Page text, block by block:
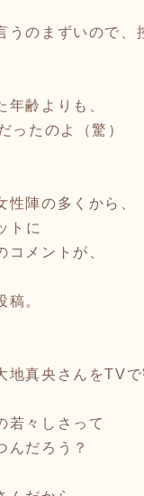
うのまずいので、
年齢よりも、
ったのよ（驚）
性陣の多くから、
トに
コメントが、
稿。
地真央さんをTVで
若々しさって
んだろう？